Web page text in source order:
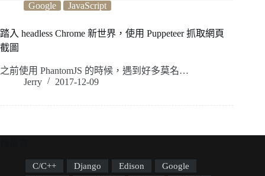
Google JavaScript
踏入 headless Chrome 新世界，使用 Puppeteer 抓取網頁
截圖
之前使用 PhantomJS 的時候，遇到好多莫名…
Jerry
2017-12-09
C/C++ Django Edison
Google